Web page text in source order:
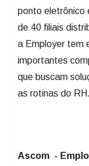
ponto eletrônico
de 40 filiais
a Employer tem
importantes
que buscam
as rotinas do RH.
Ascom -